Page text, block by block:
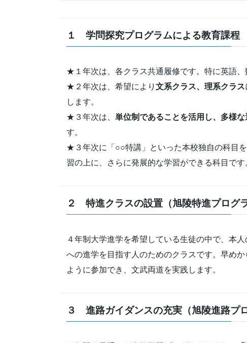
１ 学問探究プログラムによる教育課程
★１年次は、各クラス共通履修です。特に英語、
★２年次は、希望により 文系クラス、理系クラス
します。
★３年次は、 単位制であることを活用し、多様な
す。
★３年次に「○○特講」といった本校独自の科目
習の上に、さらに発展的な学習ができる科目です
２ 特進クラスの設置（旭陵特進プログラ
４年制大学進学を希望している生徒の中で、本
への進学を目指す人のためのクラスです。早め
ように参加でき、文武両道を実践します。
３ 進路ガイダンスの充実（旭陵進路プロ